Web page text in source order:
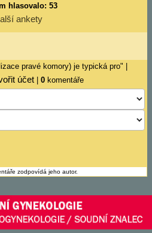
hlasovalo: 53
ankety
pravé komory) je typická pro" |
účet 0 komentáře
zodpovídá jeho autor.